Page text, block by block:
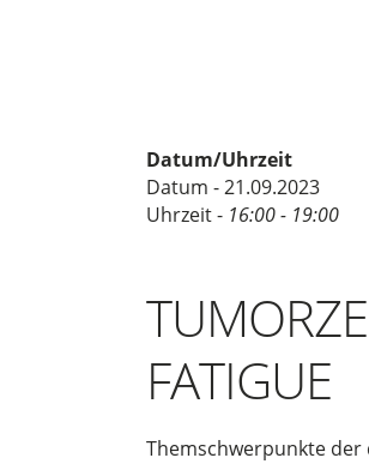
Datum/Uhrzeit
Datum - 21.09.2023
Uhrzeit - 16:00 - 19:00
FATIGUE
Themschwerpunkte